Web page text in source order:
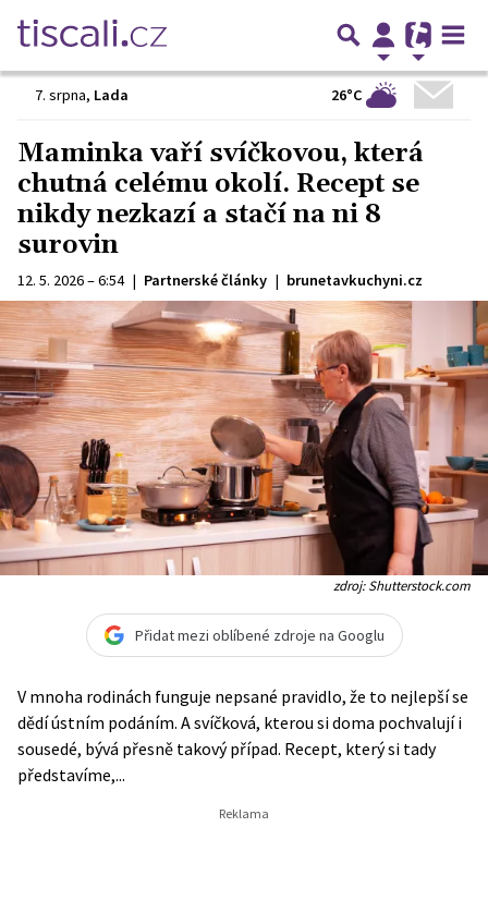
7. srpna, Lada 26°C
Maminka vaří svíčkovou, která
chutná celému okolí. Recept se
nikdy nezkazí a stačí na ni 8
surovin
12. 5. 2026 – 6:54 | Partnerské články | brunetavkuchyni.cz
zdroj: Shutterstock.com
Přidat mezi oblíbené zdroje na Googlu
V mnoha rodinách funguje nepsané pravidlo, že to nejlepší se
dědí ústním podáním. A svíčková, kterou si doma pochvalují i
sousedé, bývá přesně takový případ. Recept, který si tady
představíme,...